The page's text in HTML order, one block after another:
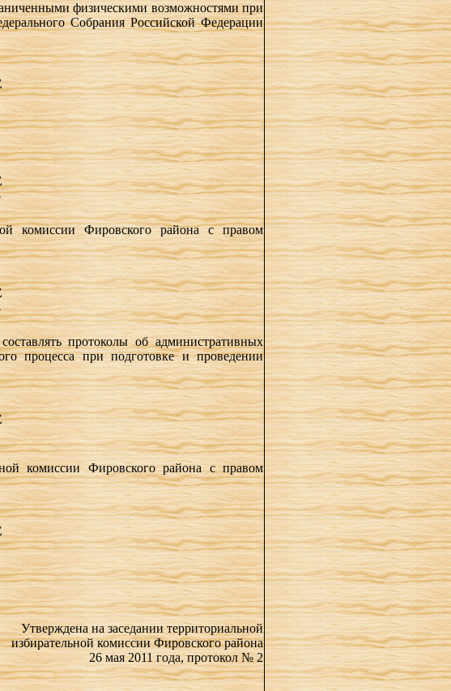
физическими возможностями при
Собрания Российской Федерации
комиссии Фировского района с правом
протоколы об административных
процесса при подготовке и проведении
комиссии Фировского района с правом
Утверждена на заседании территориальной
избирательной комиссии Фировского района
26 мая 2011 года, протокол № 2